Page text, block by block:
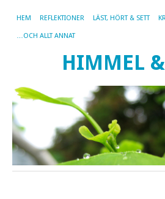
HEM REFLEKTIONER LÄST, HÖRT & SETT
…OCH ALLT ANNAT
HIMMEL